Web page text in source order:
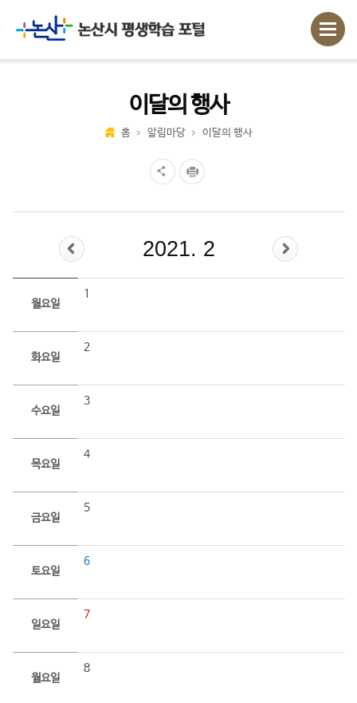
이달의 행사
홈 알림마당 이달의 행사
2021. 2
월요일
1
화요일
2
수요일
3
목요일
4
금요일
5
토요일
6
일요일
7
월요일
8